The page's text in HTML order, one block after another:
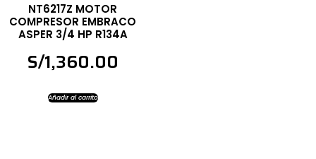
NT6217Z MOTOR
COMPRESOR EMBRACO
ASPER 3/4 HP R134A
S/1,360.00
Añadir al carrito